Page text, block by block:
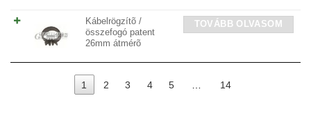
Kábelrögzítõ /
összefogó patent
26mm átmérõ
TOVÁBB OLVASOM
1 2 3 4 5 14